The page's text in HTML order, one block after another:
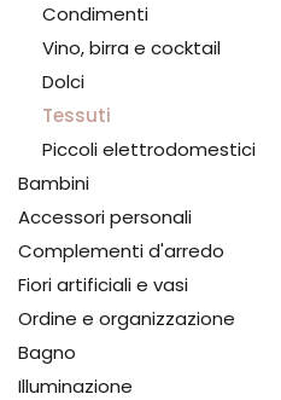
Condimenti
Vino, birra e cocktail
Dolci
Tessuti
Piccoli elettrodomestici
Bambini
Accessori personali
Complementi d'arredo
Fiori artificiali e vasi
Ordine e organizzazione
Bagno
Illuminazione